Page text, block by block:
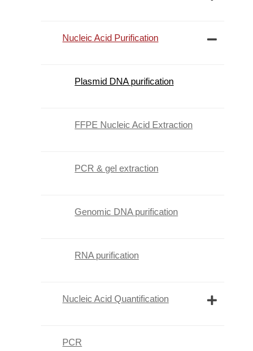
Nucleic Acid Purification
Plasmid DNA purification
FFPE Nucleic Acid Extraction
PCR & gel extraction
Genomic DNA purification
RNA purification
Nucleic Acid Quantification
PCR